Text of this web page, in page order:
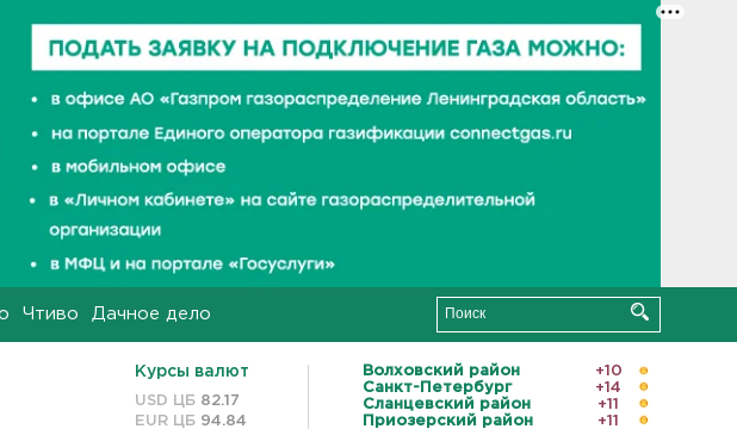
Чтиво Дачное дело
Курсы валют
USD ЦБ 82.17
EUR ЦБ 94.84
Волховский район
+10
Санкт-Петербург
+14
Сланцевский район
+11
Приозерский район
+11